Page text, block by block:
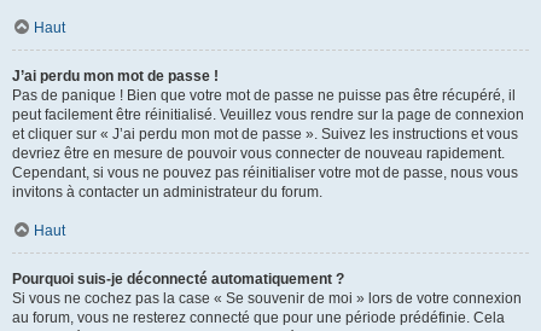
Haut
J’ai perdu mon mot de passe !
Pas de panique ! Bien que votre mot de passe ne puisse pas être récupéré, il
peut facilement être réinitialisé. Veuillez vous rendre sur la page de connexion
et cliquer sur « J’ai perdu mon mot de passe ». Suivez les instructions et vous
devriez être en mesure de pouvoir vous connecter de nouveau rapidement.
Cependant, si vous ne pouvez pas réinitialiser votre mot de passe, nous vous
invitons à contacter un administrateur du forum.
Haut
Pourquoi suis-je déconnecté automatiquement ?
Si vous ne cochez pas la case « Se souvenir de moi » lors de votre connexion
au forum, vous ne resterez connecté que pour une période prédéfinie. Cela